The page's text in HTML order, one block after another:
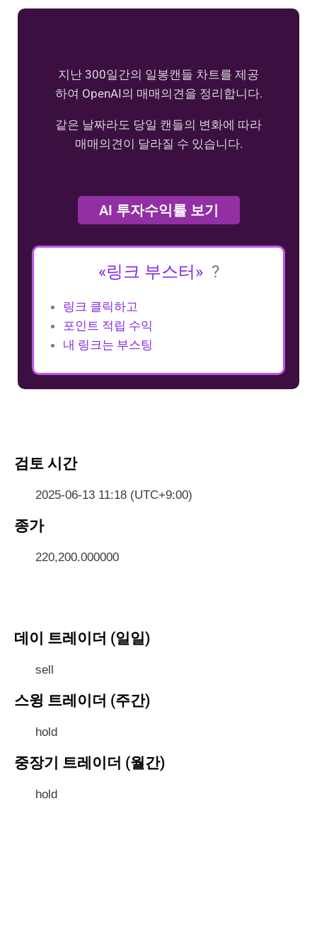
지난 300일간의 일봉캔들 차트를 제공
하여 OpenAI의 매매의견을 정리합니다.
같은 날짜라도 당일 캔들의 변화에 따라
매매의견이 달라질 수 있습니다.
AI 투자수익률 보기
«링크 부스터» ?
링크 클릭하고
포인트 적립 수익
내 링크는 부스팅
검토 시간
2025-06-13 11:18 (UTC+9:00)
종가
220,200.000000
데이 트레이더 (일일)
sell
스윙 트레이더 (주간)
hold
중장기 트레이더 (월간)
hold